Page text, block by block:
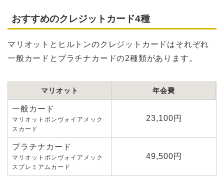
おすすめのクレジットカード4種
マリオットとヒルトンのクレジットカードはそれぞれ
一般カードとプラチナカードの2種類があります。
マリオット 年会費
一般カード
マリオットボンヴォイアメック
スカード
23,100円
プラチナカード
マリオットボンヴォイアメック
スプレミアムカード
49,500円